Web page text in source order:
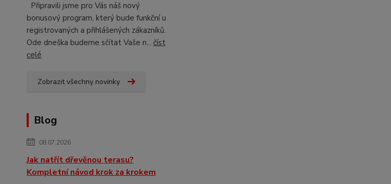
Připravili jsme pro Vás náš nový
bonusový program, který bude funkční u
registrovaných a přihlášených zákazníků.
Ode dneška budeme sčítat Vaše n... číst
celé
Zobrazit všechny novinky
Blog
08.07.2026
Jak natřít dřevěnou terasu?
Kompletní návod krok za krokem